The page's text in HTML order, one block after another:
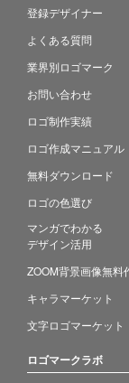
登録デザイナー
よくある質問
業界別ロゴマーク
お問い合わせ
ロゴ制作実績
ロゴ作成マニュアル
無料ダウンロード
ロゴの色選び
マンガでわかる
デザイン活用
ZOOM背景画像無料
キャラマーケット
文字ロゴマーケット
ロゴマークラボ